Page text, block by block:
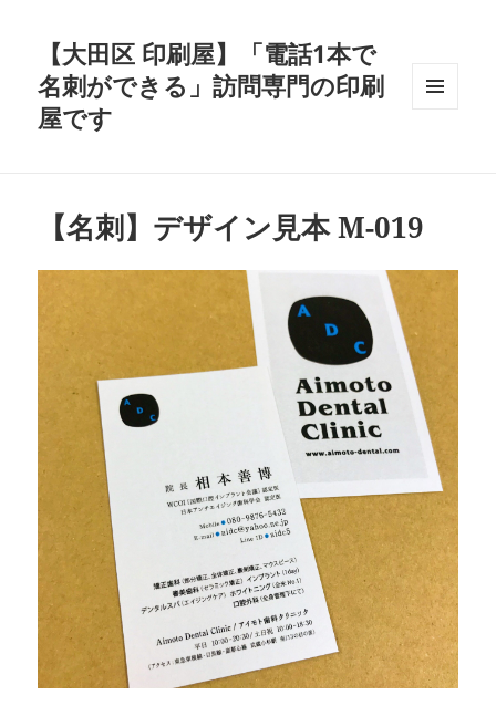
【大田区 印刷屋】「電話1本で
名刺ができる」訪問専門の印刷
屋です
【名刺】デザイン見本 M-019